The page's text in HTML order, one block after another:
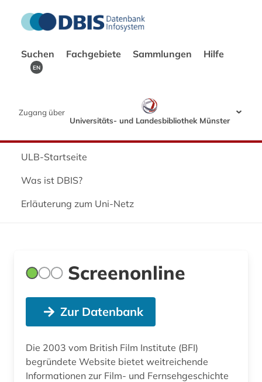
Suchen Fachgebiete Sammlungen Hilfe
EN
Zugang über
Universitäts- und Landesbibliothek Münster
ULB-Startseite
Was ist DBIS?
Erläuterung zum Uni-Netz
Screenonline
Zur Datenbank
Die 2003 vom British Film Institute (BFI)
begründete Website bietet weitreichende
Informationen zur Film- und Fernsehgeschichte